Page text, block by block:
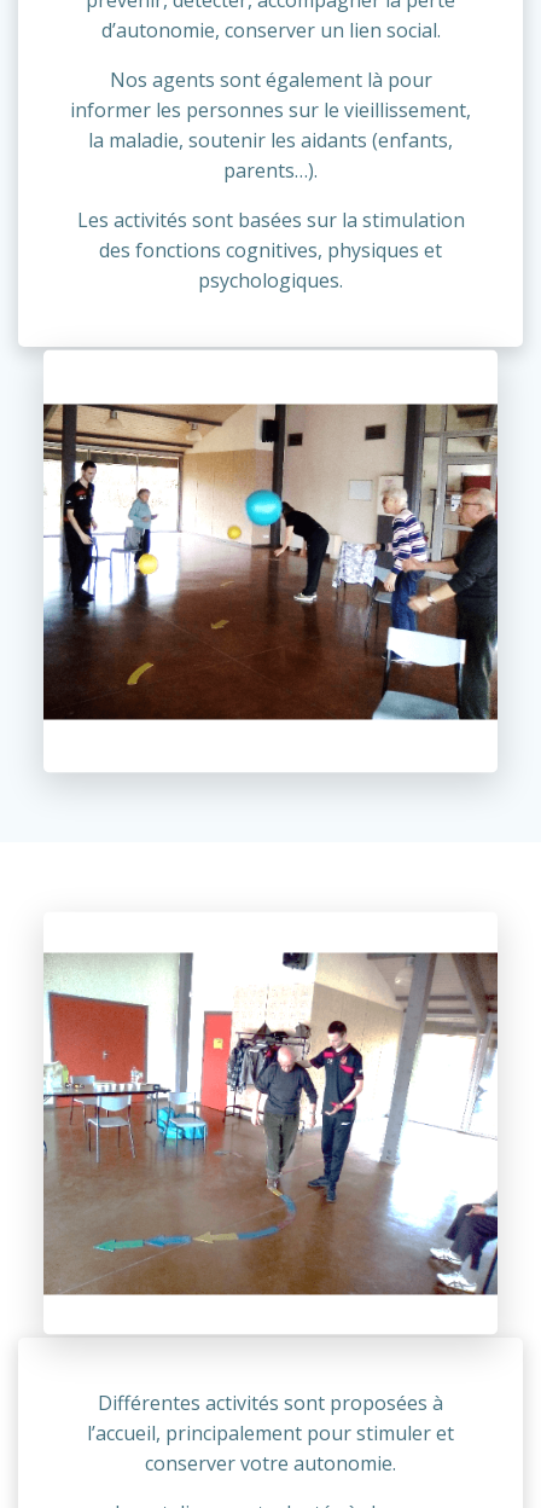
d’autonomie, conserver un lien social.
Nos agents sont également là pour
informer les personnes sur le vieillissement,
la maladie, soutenir les aidants (enfants,
parents…).
Les activités sont basées sur la stimulation
des fonctions cognitives, physiques et
psychologiques.
Différentes activités sont proposées à
l’accueil, principalement pour stimuler et
conserver votre autonomie.